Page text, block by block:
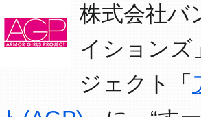
株式会社バ
イションズ
ジェクト「